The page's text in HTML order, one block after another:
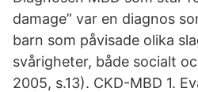
damage” var en diagnos
barn som påvisade olika
svårigheter, både socialt
2005, s.13). CKD-MBD 1.